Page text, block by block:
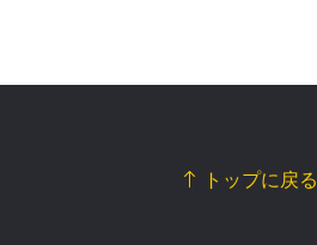
トップに戻る